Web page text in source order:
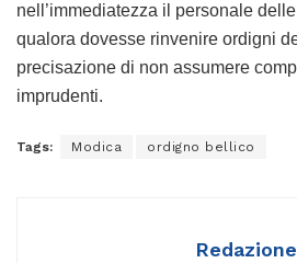
nell’immediatezza il personale
qualora dovesse rinvenire ordigni
precisazione di non assumere
imprudenti.
Tags: Modica ordigno bellico
Redazione